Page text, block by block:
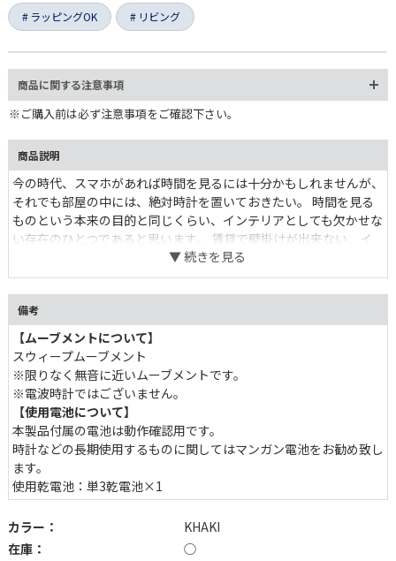
ラッピングOK リビング
商品に関する注意事項
※ご購入前は必ず注意事項をご確認下さい。
商品説明
今の時代、スマホがあれば時間を見るには十分かもしれませんが、
それでも部屋の中には、絶対時計を置いておきたい。 時間を見る
ものという本来の目的と同じくらい、インテリアとしても欠かせな
い存在のひとつであると思います。 賃貸で壁掛けが出来ない、イ
ンテリアと一緒に棚に並べて置きたい、そんな時にぴったりな置き
時計です。 またスイープムーブメントなので、寝室などにも向いて
います。 男女問わず使えるクラシックなデザインの中に、ボディ
カラーごとに異なる秒針の色で遊びこころをプラスしました。
備考
【ムーブメントについて】
スウィープムーブメント
※限りなく無音に近いムーブメントです。
※電波時計ではございません。
【使用電池について】
本製品付属の電池は動作確認用です。
時計などの長期使用するものに関してはマンガン電池をお勧め致し
ます。
使用乾電池：単3乾電池×1
カラー：
KHAKI
在庫：
◯